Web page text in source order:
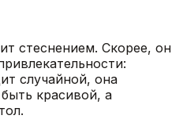
стеснением. Скорее, он
случайной, она
красивой, а